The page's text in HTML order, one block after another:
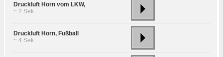
Druckluft Horn vom LKW,
~ 2 Sek.
Druckluft Horn, Fußball
~ 4 Sek.